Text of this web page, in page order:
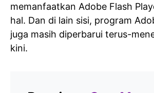
memanfaatkan Adobe Flash
hal. Dan di lain sisi, program
juga masih diperbarui terus-
kini.